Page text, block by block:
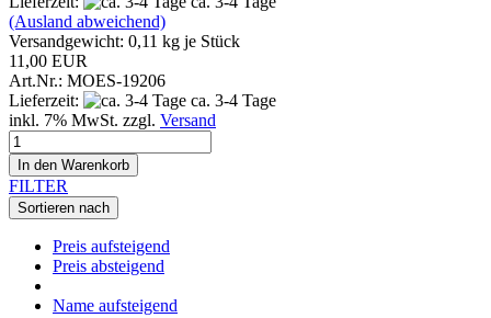
(Ausland abweichend)
Versandgewicht: 0,11 kg je Stück
11,00 EUR
Art.Nr.: MOES-19206
Lieferzeit:
ca. 3-4 Tage
inkl. 7% MwSt. zzgl. Versand
In den Warenkorb
FILTER
Sortieren nach
Preis aufsteigend
Preis absteigend
Name aufsteigend